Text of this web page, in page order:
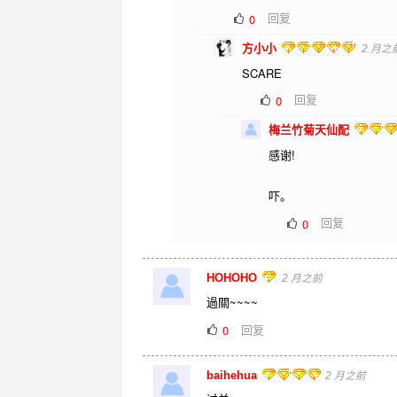
0
回复
方小小 2 月之
SCARE
0
回复
梅兰竹菊天仙配
感谢!
吓。
0
回复
HOHOHO 2 月之前
過關~~~~
0
回复
baihehua 2 月之前